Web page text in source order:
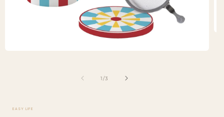
1/su
3
EASY LIFE